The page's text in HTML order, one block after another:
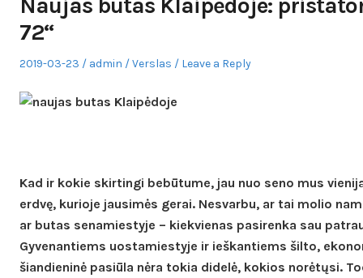
Naujas butas Klaipėdoje:
72“
Posted
2019-03-23 Author
admin
Posted
Verslas Leave a Reply
Kad ir kokie skirtingi bebūtume, jau nuo seno mus
erdvę, kurioje jausimės gerai. Nesvarbu, ar tai molio
ar butas senamiestyje – kiekvienas pasirenka sau
Gyvenantiems uostamiestyje ir ieškantiems šilto,
šiandieninė pasiūla nėra tokia didelė, kokios norėtųsi.